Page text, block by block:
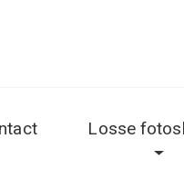
Losse